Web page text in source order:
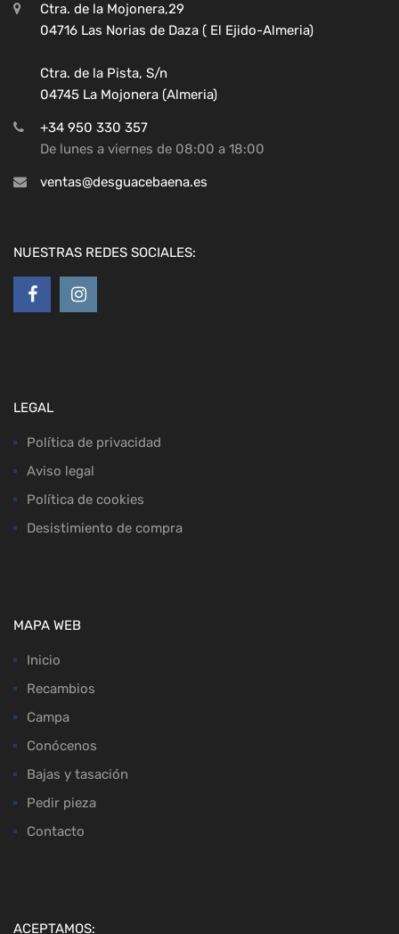
Ctra. de la Mojonera,29
04716 Las Norias de Daza ( El Ejido-Almeria)
Ctra. de la Pista, S/n
04745 La Mojonera (Almeria)
+34 950 330 357
De lunes a viernes de 08:00 a 18:00
ventas@desguacebaena.es
NUESTRAS REDES SOCIALES:
LEGAL
Política de privacidad
Aviso legal
Política de cookies
Desistimiento de compra
MAPA WEB
Inicio
Recambios
Campa
Conócenos
Bajas y tasación
Pedir pieza
Contacto
ACEPTAMOS: